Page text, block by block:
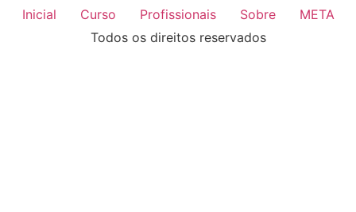
Inicial
Curso Profissionais Sobre
META
Todos os direitos reservados